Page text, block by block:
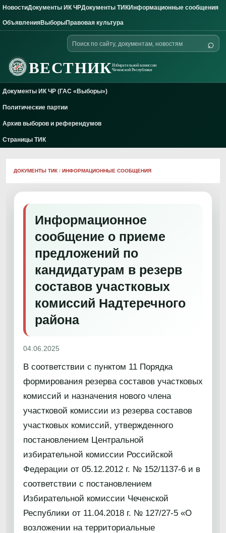
Skip to content
НовостиДокументы ИК ЧРДокументы ТИКИнформационные сообщения
ОбъявленияВыборыПравовая культура
ВЕСТНИКИзбирательной комиссии
Чеченской Республики
Поиск
по
⌕
Документы ИК ЧР (ГАС «Выборы»)
Политические партии
Архив выборов и референдумов
Страницы ТИК
ДОКУМЕНТЫ ТИК / ИНФОРМАЦИОННЫЕ СООБЩЕНИЯ
Информационное
сообщение о приеме
предложений по
кандидатурам в резерв
составов участковых
комиссий Надтеречного
района
04.06.2025
В соответствии с пунктом 11 Порядка
формирования резерва составов участковых
комиссий и назначения нового члена
участковой комиссии из резерва составов
участковых комиссий, утвержденного
постановлением Центральной
избирательной комиссии Российской
Федерации от 05.12.2012 г. № 152/1137-6 и в
соответствии с постановлением
Избирательной комиссии Чеченской
Республики от 11.04.2018 г. № 127/27-5 «О
возложении на территориальные